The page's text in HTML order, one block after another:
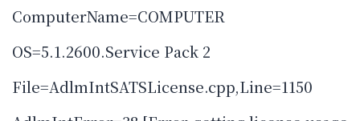
ComputerName=COMPUTER
OS=5.1.2600.Service Pack 2
File=AdlmIntSATSLicense.cpp,Line=1150